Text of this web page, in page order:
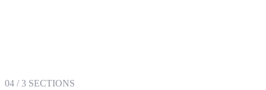
04 /3 SECTIONS